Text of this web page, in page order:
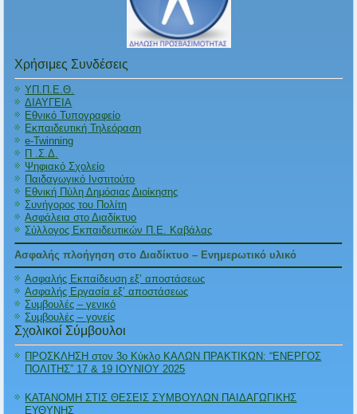
Χρήσιμες Συνδέσεις
ΥΠ.Π.Ε.Θ.
ΔΙΑΥΓΕΙΑ
Εθνικό Τυπογραφείο
Εκπαιδευτική Τηλεόραση
e-Twinning
Π .Σ.Δ.
Ψηφιακό Σχολείο
Παιδαγωγικό Ινστιτούτο
Εθνική Πύλη Δημόσιας Διοίκησης
Συνήγορος του Πολίτη
Ασφάλεια στο Διαδίκτυο
Σύλλογος Εκπαιδευτικών Π.Ε. Καβάλας
Ασφαλής πλοήγηση στο Διαδίκτυο – Ενημερωτικό υλικό
Ασφαλής Εκπαίδευση εξ’ αποστάσεως
Ασφαλής Εργασία εξ’ αποστάσεως
Συμβουλές – γενικό
Συμβουλές – γονείς
Σχολικοί Σύμβουλοι
ΠΡΟΣΚΛΗΣΗ στον 3ο Κύκλο ΚΑΛΩΝ ΠΡΑΚΤΙΚΩΝ: “ΕΝΕΡΓΟΣ
ΠΟΛΙΤΗΣ” 17 & 19 ΙΟΥΝΙΟΥ 2025
ΚΑΤΑΝΟΜΗ ΣΤΙΣ ΘΕΣΕΙΣ ΣΥΜΒΟΥΛΩΝ ΠΑΙΔΑΓΩΓΙΚΗΣ
ΕΥΘΥΝΗΣ